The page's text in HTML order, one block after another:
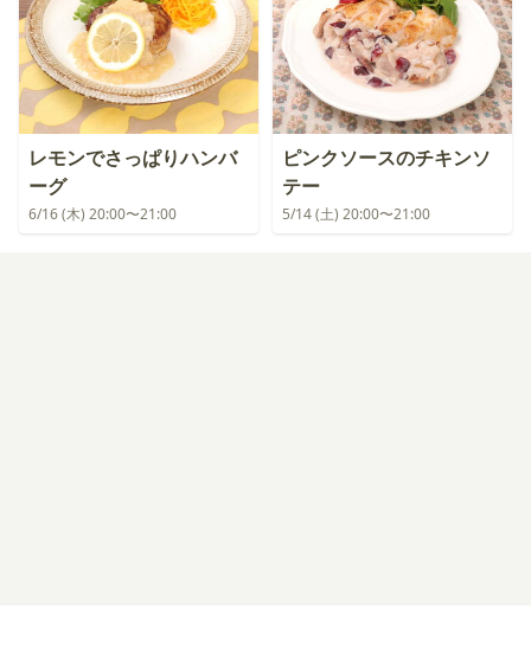
レモンでさっぱりハンバ
ーグ
6/16 (木) 20:00〜21:00
ピンクソースのチキンソ
テー
5/14 (土) 20:00〜21:00